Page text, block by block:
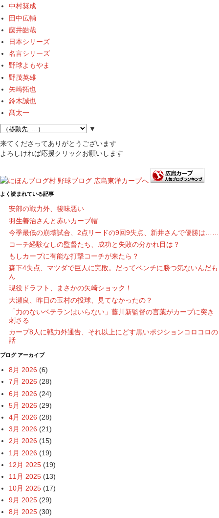
中村奨成
田中広輔
藤井皓哉
日本シリーズ
名言シリーズ
野球よもやま
野茂英雄
矢崎拓也
鈴木誠也
髙太一
▼
来てくださってありがとうございます
よろしければ応援クリックお願いします
よく読まれている記事
安部の戦力外、後味悪い
羽生善治さんと赤いカープ帽
今季最低の崩壊試合、2点リードの9回9失点、新井さんで優勝は……
コーチ経験なしの監督たち、成功と失敗の分かれ目は？
もしカープに有能な打撃コーチが来たら？
森下4失点、マツダで巨人に完敗。だってベンチに勝つ気ないんだも
ん
現役ドラフト、まさかの矢崎ショック！
大瀬良、昨日の玉村の投球、見てなかったの？
「力のないベテランはいらない」藤川新監督の言葉がカープに突き
刺さる
カープ8人に戦力外通告、それ以上にどす黒いポジションコロコロの
話
ブログ アーカイブ
8月 2026 (6)
7月 2026 (28)
6月 2026 (24)
5月 2026 (29)
4月 2026 (28)
3月 2026 (21)
2月 2026 (15)
1月 2026 (19)
12月 2025 (19)
11月 2025 (13)
10月 2025 (17)
9月 2025 (29)
8月 2025 (30)